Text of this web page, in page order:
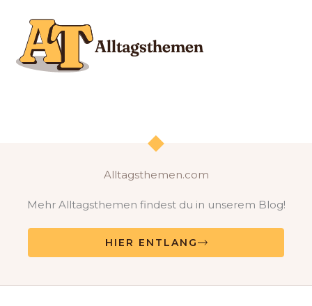
Alltagsthemen.com
Mehr Alltagsthemen findest du in unserem Blog!
HIER ENTLANG